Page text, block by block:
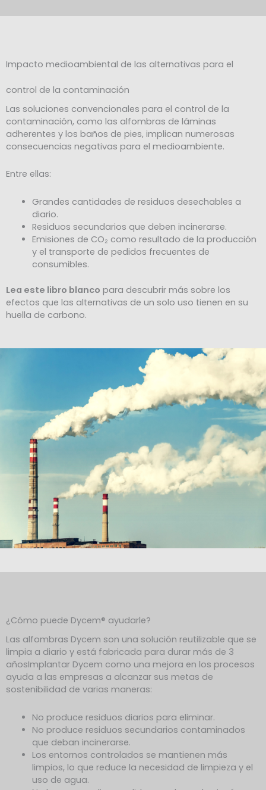
Impacto medioambiental de las alternativas para el
control de la contaminación
Las soluciones convencionales para el control de la
contaminación, como las alfombras de láminas
adherentes y los baños de pies, implican numerosas
consecuencias negativas para el medioambiente.
Entre ellas:
Grandes cantidades de residuos desechables a
diario.
Residuos secundarios que deben incinerarse.
Emisiones de CO₂ como resultado de la producción
y el transporte de pedidos frecuentes de
consumibles.
Lea este libro blanco para descubrir más sobre los
efectos que las alternativas de un solo uso tienen en su
huella de carbono.
¿Cómo puede Dycem® ayudarle?
Las alfombras Dycem son una solución reutilizable que se
limpia a diario y está fabricada para durar más de 3
añosImplantar Dycem como una mejora en los procesos
ayuda a las empresas a alcanzar sus metas de
sostenibilidad de varias maneras:
No produce residuos diarios para eliminar.
No produce residuos secundarios contaminados
que deban incinerarse.
Los entornos controlados se mantienen más
limpios, lo que reduce la necesidad de limpieza y el
uso de agua.